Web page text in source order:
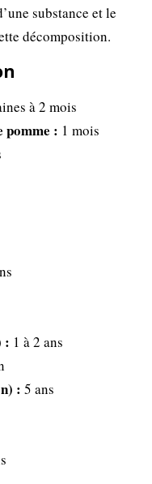
substance et le
décomposition.
à 2 mois
pomme : 1 mois
: 1 à 2 ans
: 5 ans